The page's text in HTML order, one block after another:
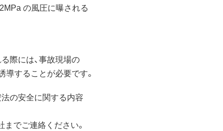
の風圧に曝される
際には、事故現場の
導することが必要です。
の安全に関する内容
でご連絡ください。